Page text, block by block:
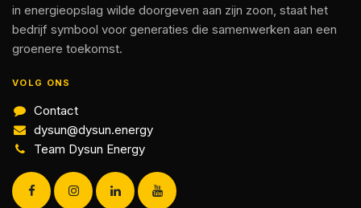
in energieopslag wilde doorgeven aan zijn zoon, staat het
bedrijf symbool voor generaties die samenwerken aan een
groenere toekomst.
VOLG ONS
Contact
dysun@dysun.energy
Team Dysun Energy